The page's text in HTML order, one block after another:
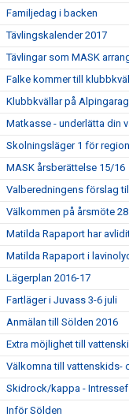
Familjedag i backen
Tävlingskalender 2017
Tävlingar som MASK
Falke kommer till
Klubbkvällar på
Matkasse - underlätta din
Skolningsläger 1 för
MASK årsberättelse 15/16
Valberedningens förslag
Välkommen på årsmöte
Matilda Rapaport har
Matilda Rapaport i
Lägerplan 2016-17
Fartläger i Juvass 3-6 juli
Anmälan till Sölden 2016
Extra möjlighet till
Välkomna till vattenskids-
Skidrock/kappa -
Inför Sölden